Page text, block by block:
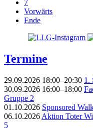
7
Vorwärts
Ende
Termine
29.09.2026 18:00–20:30 1.
30.09.2026 16:00–18:00
Gruppe 2
01.10.2026 Sponsored
06.10.2026 Aktion Toter
5